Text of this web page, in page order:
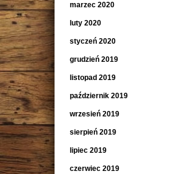
marzec 2020
luty 2020
styczeń 2020
grudzień 2019
listopad 2019
październik 2019
wrzesień 2019
sierpień 2019
lipiec 2019
czerwiec 2019